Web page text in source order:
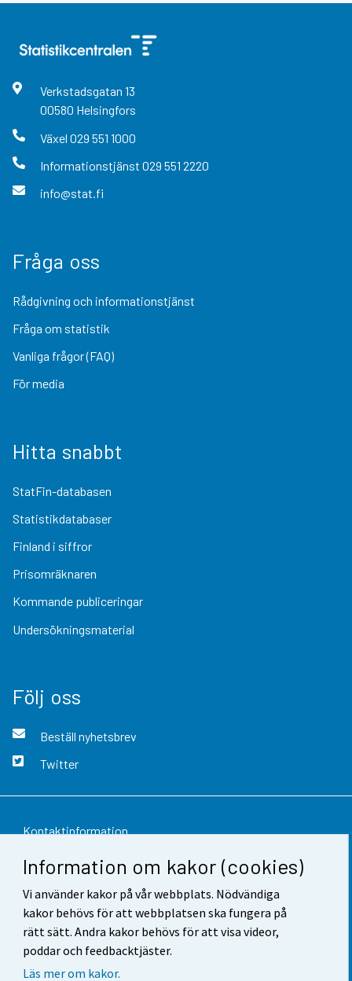
Information om kakor (cookies)
Vi använder kakor på vår webbplats. Nödvändiga
kakor behövs för att webbplatsen ska fungera på
rätt sätt. Andra kakor behövs för att visa videor,
poddar och feedbacktjäster.
Läs mer om kakor.
Verkstadsgatan 13
00580 Helsingfors
Växel 029 551 1000
Informationstjänst 029 551 2220
info@stat.fi
Fråga oss
Rådgivning och informationstjänst
Fråga om statistik
Vanliga frågor (FAQ)
För media
Hitta snabbt
StatFin-databasen
Statistikdatabaser
Finland i siffror
Prisomräknaren
Kommande publiceringar
Undersökningsmaterial
Följ oss
Beställ nyhetsbrev
Twitter
Kontaktinformation
Respons
Användarvillkor
Dataskydd
Tillgänglighet